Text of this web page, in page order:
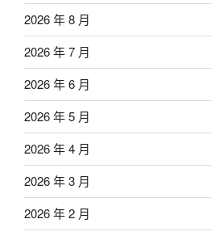
2026 年 8 月
2026 年 7 月
2026 年 6 月
2026 年 5 月
2026 年 4 月
2026 年 3 月
2026 年 2 月